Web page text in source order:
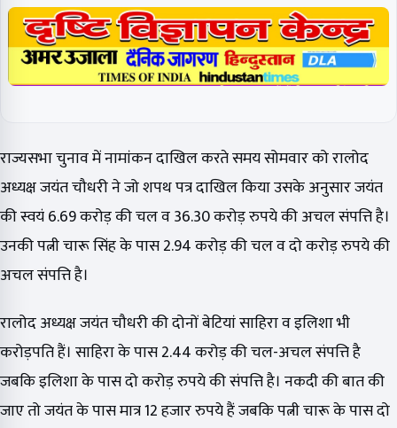
राज्यसभा चुनाव में नामांकन दाखिल करते समय सोमवार को रालोद
अध्यक्ष जयंत चौधरी ने जो शपथ पत्र दाखिल किया उसके अनुसार जयंत
की स्वयं 6.69 करोड़ की चल व 36.30 करोड़ रुपये की अचल संपत्ति है।
उनकी पत्नी चारू सिंह के पास 2.94 करोड़ की चल व दो करोड़ रुपये की
अचल संपत्ति है।
रालोद अध्यक्ष जयंत चौधरी की दोनों बेटियां साहिरा व इलिशा भी
करोड़पति हैं। साहिरा के पास 2.44 करोड़ की चल-अचल संपत्ति है
जबकि इलिशा के पास दो करोड़ रुपये की संपत्ति है। नकदी की बात की
जाए तो जयंत के पास मात्र 12 हजार रुपये हैं जबकि पत्नी चारू के पास दो